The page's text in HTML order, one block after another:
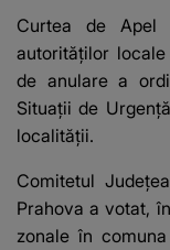
Curtea de Apel
autorităţilor locale
de anulare a
Situaţii de
localităţii.
Comitetul
Prahova a votat,
zonale în